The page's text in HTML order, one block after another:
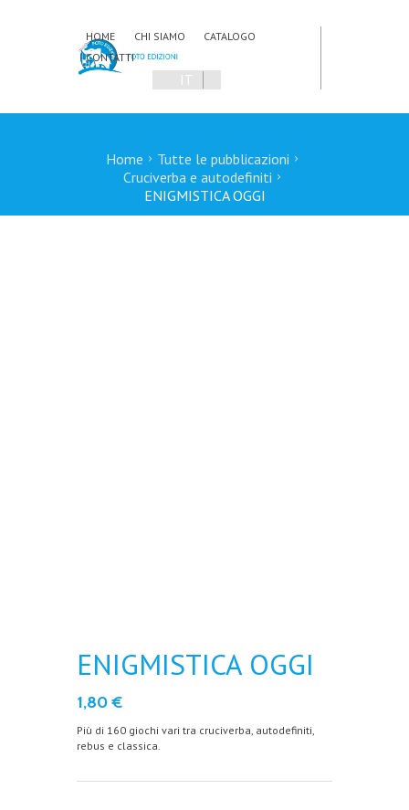
HOME CHI SIAMO
CATALOGO
CONTATTI
IT
Home
Tutte le pubblicazioni
Cruciverba e autodefiniti
ENIGMISTICA OGGI
ENIGMISTICA OGGI
1,80€
Più di 160 giochi vari tra cruciverba, autodefiniti,
rebus e classica.